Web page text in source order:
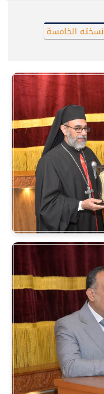
نسخته الخامسة